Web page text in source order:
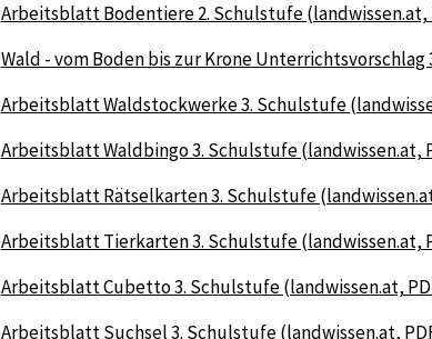
Arbeitsblatt Bodentiere 2. Schulstufe (landwissen.at,
Wald - vom Boden bis zur Krone
Arbeitsblatt Waldstockwerke 3. Schulstufe
Arbeitsblatt Waldbingo 3. Schulstufe (landwissen.at,
Arbeitsblatt Rätselkarten 3. Schulstufe
Arbeitsblatt Tierkarten 3. Schulstufe (landwissen.at,
Arbeitsblatt Cubetto 3. Schulstufe (landwissen.at,
Arbeitsblatt Suchsel 3. Schulstufe (landwissen.at,